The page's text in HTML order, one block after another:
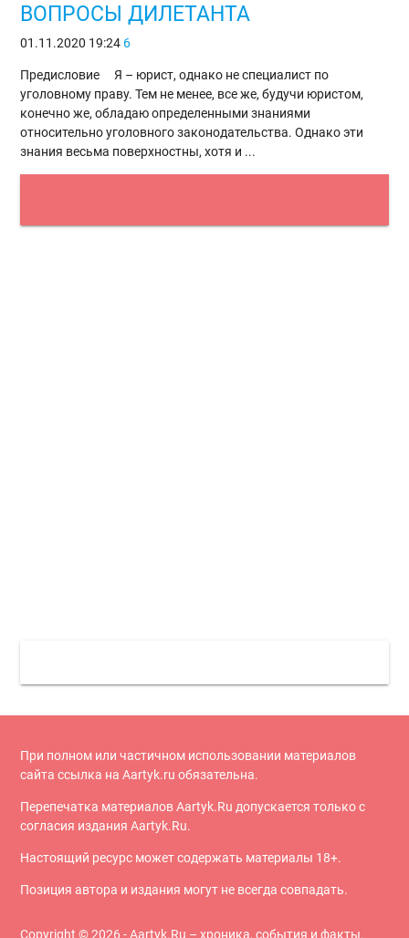
ВОПРОСЫ ДИЛЕТАНТА
01.11.2020 19:24 6
Предисловие ⁣⁣⠀ Я – юрист, однако не специалист по
уголовному праву. Тем не менее, все же, будучи юристом,
конечно же, обладаю определенными знаниями
относительно уголовного законодательства. Однако эти
знания весьма поверхностны, хотя и ...
При полном или частичном использовании материалов
сайта ссылка на Aartyk.ru oбязательна.
Перепечатка материалов Aartyk.Ru допускается только с
согласия издания Aartyk.Ru.
Настоящий ресурс может содержать материалы 18+.
Позиция автора и издания могут не всегда совпадать.
Copyright © 2026 - Aartyk.Ru – хроника, события и факты.